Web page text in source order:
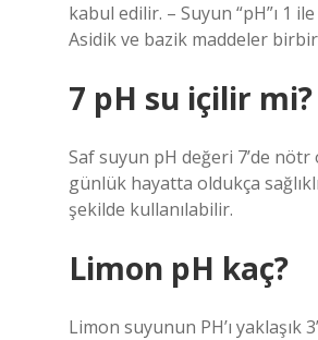
kabul edilir. – Suyun “pH”ı 1
Asidik ve bazik maddeler
7 pH su içilir mi?
Saf suyun pH değeri 7’de
günlük hayatta oldukça
şekilde kullanılabilir.
Limon pH kaç?
Limon suyunun PH’ı yaklaşık